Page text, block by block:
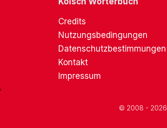
Credits
Nutzungsbedingungen
Datenschutzbestimmungen
Kontakt
Impressum
© 2008 - 2026